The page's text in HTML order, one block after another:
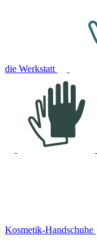
die Werkstatt
Kosmetik-Handschuhe